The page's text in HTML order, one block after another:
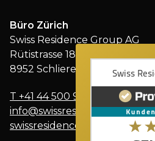
Büro Zürich
Swiss Residence Group AG
Rütistrasse 18
8952 Schlieren
T +41 44 500 91 91
info@swissresidencegroup.ch
swissresidencegroup.ch